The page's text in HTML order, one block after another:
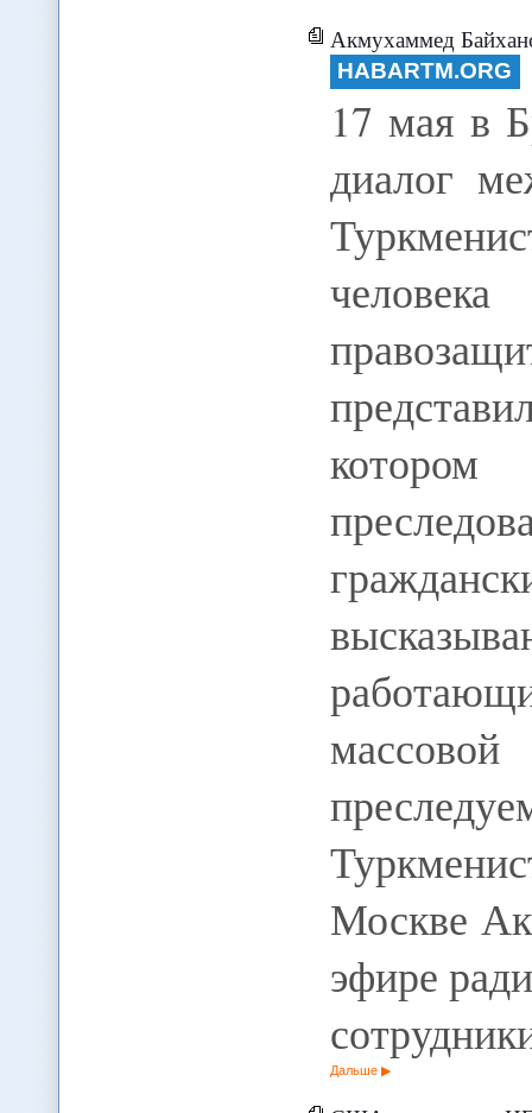
Акмухаммед
HABARTM.ORG
17 мая в
диалог
Москве
эфире
Дальше